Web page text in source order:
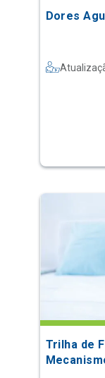
Dores
Trilha de